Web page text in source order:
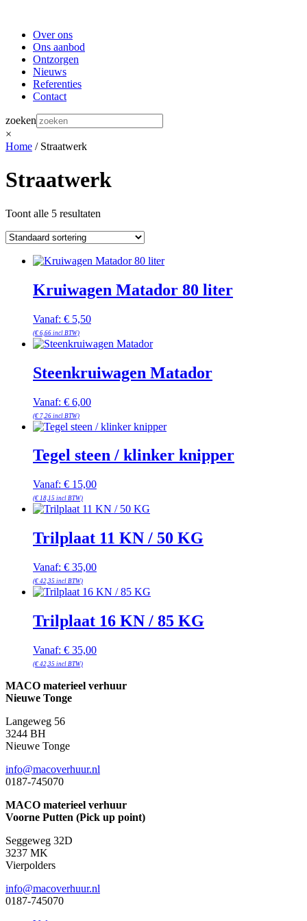
Over ons
Ons aanbod
Ontzorgen
Nieuws
Referenties
Contact
zoeken
×
Home / Straatwerk
Straatwerk
Toont alle 5 resultaten
Kruiwagen Matador 80 liter
Vanaf: € 5,50
(€ 6,66 incl BTW)
Steenkruiwagen Matador
Vanaf: € 6,00
(€ 7,26 incl BTW)
Tegel steen / klinker knipper
Vanaf: € 15,00
(€ 18,15 incl BTW)
Trilplaat 11 KN / 50 KG
Vanaf: € 35,00
(€ 42,35 incl BTW)
Trilplaat 16 KN / 85 KG
Vanaf: € 35,00
(€ 42,35 incl BTW)
MACO materieel verhuur
Nieuwe Tonge
Langeweg 56
3244 BH
Nieuwe Tonge
info@macoverhuur.nl
0187-745070
MACO materieel verhuur
Voorne Putten (Pick up point)
Seggeweg 32D
3237 MK
Vierpolders
info@macoverhuur.nl
0187-745070